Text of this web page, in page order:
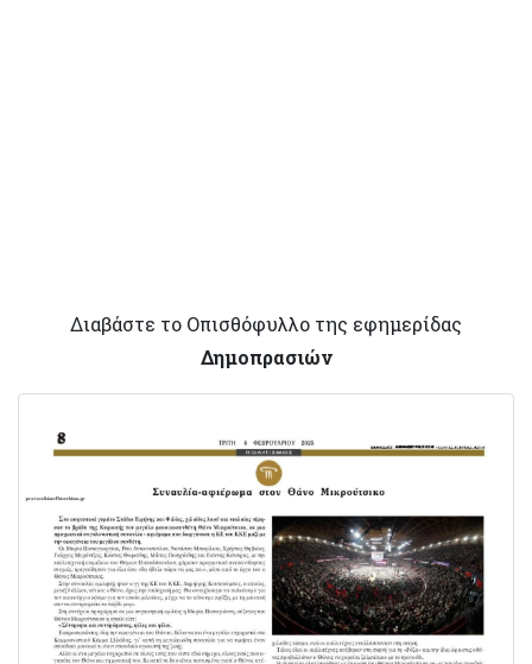
Διαβάστε το Οπισθόφυλλο της εφημερίδας
Δημοπρασιών